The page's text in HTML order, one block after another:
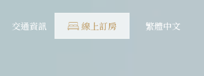
交通資訊 線上訂房 繁體中文